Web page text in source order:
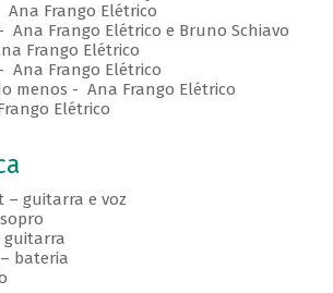
Ana Frango Elétrico
Ana Frango Elétrico e Bruno Schiavo
Frango Elétrico
Ana Frango Elétrico
menos - Ana Frango Elétrico
Elétrico
– guitarra e voz
guitarra
bateria